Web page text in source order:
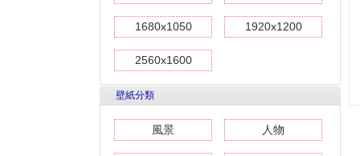
1680x1050 1920x1200
2560x1600
壁紙分類
風景 人物